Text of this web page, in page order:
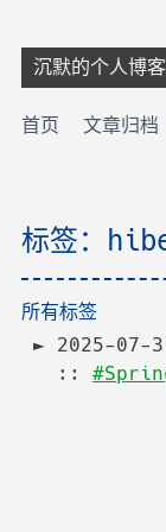
沉默的个人博客
首页 文章归档
标签：
所有标签
2025-07-
::